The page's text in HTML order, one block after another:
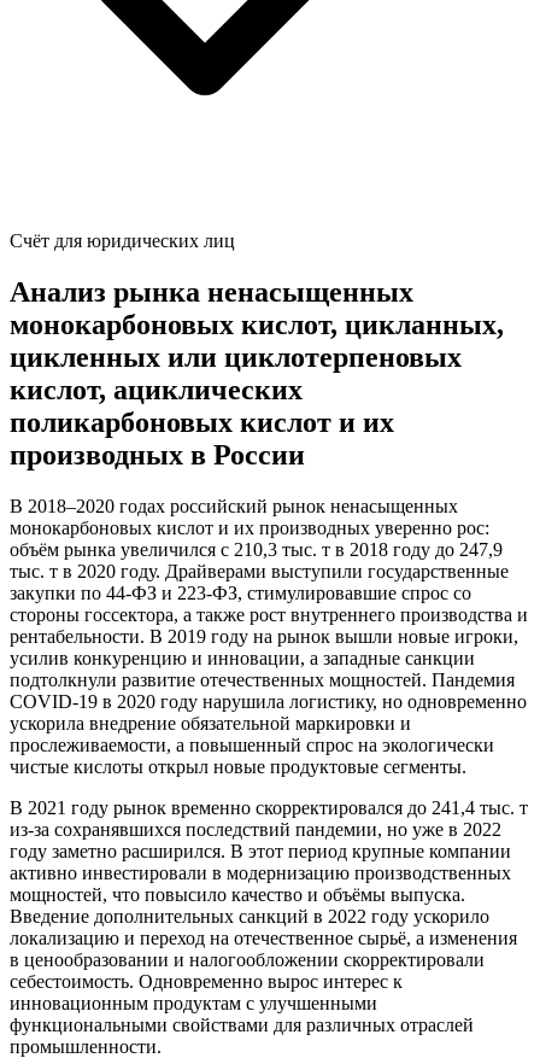
Счёт для юридических лиц
Анализ рынка ненасыщенных
монокарбоновых кислот, цикланных,
цикленных или циклотерпеновых
кислот, ациклических
поликарбоновых кислот и их
производных в России
В 2018–2020 годах российский рынок ненасыщенных
монокарбоновых кислот и их производных уверенно рос:
объём рынка увеличился с 210,3 тыс. т в 2018 году до 247,9
тыс. т в 2020 году. Драйверами выступили государственные
закупки по 44-ФЗ и 223-ФЗ, стимулировавшие спрос со
стороны госсектора, а также рост внутреннего производства и
рентабельности. В 2019 году на рынок вышли новые игроки,
усилив конкуренцию и инновации, а западные санкции
подтолкнули развитие отечественных мощностей. Пандемия
COVID-19 в 2020 году нарушила логистику, но одновременно
ускорила внедрение обязательной маркировки и
прослеживаемости, а повышенный спрос на экологически
чистые кислоты открыл новые продуктовые сегменты.
В 2021 году рынок временно скорректировался до 241,4 тыс. т
из-за сохранявшихся последствий пандемии, но уже в 2022
году заметно расширился. В этот период крупные компании
активно инвестировали в модернизацию производственных
мощностей, что повысило качество и объёмы выпуска.
Введение дополнительных санкций в 2022 году ускорило
локализацию и переход на отечественное сырьё, а изменения
в ценообразовании и налогообложении скорректировали
себестоимость. Одновременно вырос интерес к
инновационным продуктам с улучшенными
функциональными свойствами для различных отраслей
промышленности.